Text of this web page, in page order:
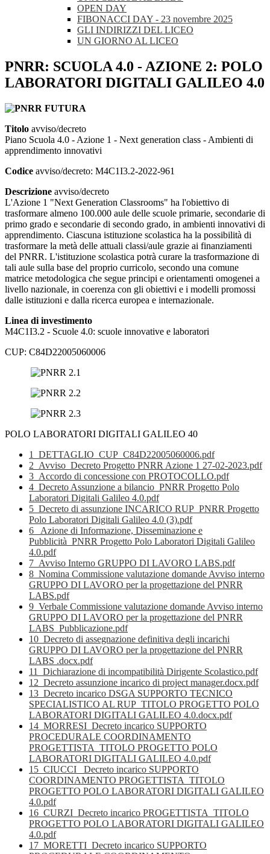
OPEN DAY
FIBONACCI DAY - 23 novembre 2025
GLI INDIRIZZI DEL LICEO
UN GIORNO AL LICEO
PNRR: SCUOLA 4.0 - AZIONE 2: POLO
LABORATORI DIGITALI GALILEO 4.0
Titolo avviso/decreto
Piano Scuola 4.0 - Azione 1 - Next generation class - Ambienti di
apprendimento innovativi
Codice avviso/decreto: M4C1I3.2-2022-961
Descrizione avviso/decreto
L'Azione 1 "Next Generation Classrooms" ha l'obiettivo di
trasformare almeno 100.000 aule delle scuole primarie, secondarie di
primo grado e secondarie di secondo grado, in ambienti innovativi di
apprendimento. Ciascuna istituzione scolastica ha la possibilità di
trasformare la metà delle attuali classi/aule grazie ai finanziamenti
del PNRR. L'istituzione scolastica potrà curare la trasformazione di
tali aule sulla base del proprio curricolo, secondo una comune
matrice metodologica che segue principi e orientamenti omogenei a
livello nazionale, in coerenza con gli obiettivi e i modelli promossi
dalle istituzioni e dalla ricerca europea e internazionale.
Linea di investimento
M4C1I3.2 - Scuole 4.0: scuole innovative e laboratori
CUP: C84D22005060006
POLO LABORATORI DIGITALI GALILEO 40
1_DETTAGLIO_CUP_C84D22005060006.pdf
2_Avviso_Decreto Progetto PNRR Azione 1 27-02-2023.pdf
3_Accordo di concessione con PROTOCOLLO.pdf
4_Decreto Assunzione a bilancio_PNRR Progetto Polo
Laboratori Digitali Galileo 4.0.pdf
5_Decreto di assunzione INCARICO RUP_PNRR Progetto
Polo Laboratori Digitali Galileo 4.0 (3).pdf
6_ Azione di Informazione, Disseminazione e
Pubblicità_PNRR Progetto Polo Laboratori Digitali Galileo
4.0.pdf
7_Avviso Interno GRUPPO DI LAVORO LABS.pdf
8_Nomina Commissione valutazione domande Avviso interno
GRUPPO DI LAVORO per la progettazione del PNRR
LABS.pdf
9_Verbale Commissione valutazione domande Avviso interno
GRUPPO DI LAVORO per la progettazione del PNRR
LABS_Pubblicazione.pdf
10_Decreto di assegnazione definitiva degli incarichi
GRUPPO DI LAVORO per la progettazione del PNRR
LABS .docx.pdf
11_Dichiarazione di incompatibilità Dirigente Scolastico.pdf
12_Decreto assunzione incarico di project manager.docx.pdf
13_Decreto incarico DSGA SUPPORTO TECNICO
SPECIALISTICO AL RUP_TITOLO PROGETTO POLO
LABORATORI DIGITALI GALILEO 4.0.docx.pdf
14_MORRESI_Decreto incarico SUPPORTO
PROCEDURALE COORDINAMENTO
PROGETTISTA_TITOLO PROGETTO POLO
LABORATORI DIGITALI GALILEO 4.0.pdf
15_CIUCCI_ Decreto incarico SUPPORTO
COORDINAMENTO PROGETTISTA_TITOLO
PROGETTO POLO LABORATORI DIGITALI GALILEO
4.0.pdf
16_CURZI_Decreto incarico PROGETTISTA_TITOLO
PROGETTO POLO LABORATORI DIGITALI GALILEO
4.0.pdf
17_MORETTI_Decreto incarico SUPPORTO